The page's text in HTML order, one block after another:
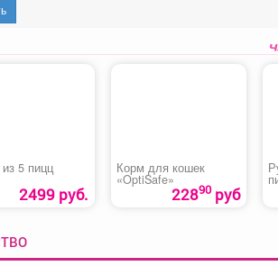
5 пицц
2499 руб.
Корм для кошек
«OptiSafe»
22890руб